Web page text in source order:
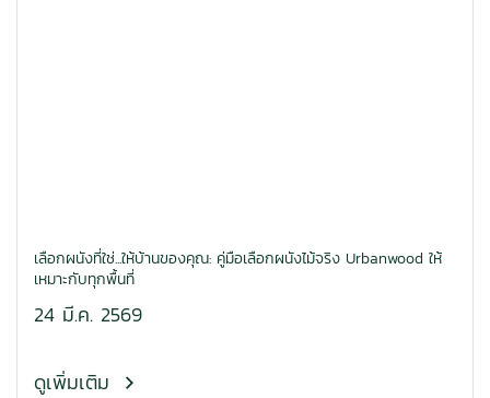
เลือกผนังที่ใช่...ให้บ้านของคุณ: คู่มือเลือกผนังไม้จริง Urbanwood ให้
เหมาะกับทุกพื้นที่
24 มี.ค. 2569
ดูเพิ่มเติม